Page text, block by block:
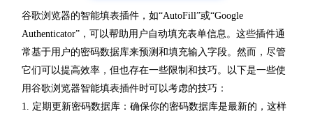
谷歌浏览器的智能填表插件，如“AutoFill”或“Google
Authenticator”，可以帮助用户自动填充表单信息。这些插件通
常基于用户的密码数据库来预测和填充输入字段。然而，尽管
它们可以提高效率，但也存在一些限制和技巧。以下是一些使
用谷歌浏览器智能填表插件时可以考虑的技巧：
1. 定期更新密码数据库：确保你的密码数据库是最新的，这样